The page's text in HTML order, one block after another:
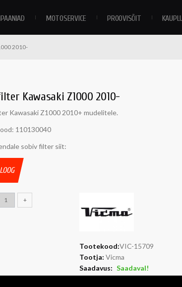
MOTOSERVICE PROOVISÕIT
2010-
Kawasaki Z1000 2010-
Kawasaki Z1000 2010+ mudelitele.
110130040
sobiv filter siit:
Tootekood:VIC-15709
Tootja: Vicma
Saadavus: Saadaval!
+